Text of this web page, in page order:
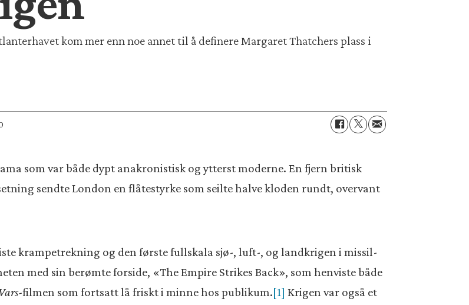
kom mer enn noe annet til å definere Margaret Thatchers plass i
som var både dypt anakronistisk og ytterst moderne. En fjern britisk
sendte London en flåtestyrke som seilte halve kloden rundt, overvant
krampetrekning og den første fullskala sjø-, luft-, og landkrigen i missil-
med sin berømte forside, «The Empire Strikes Back», som henviste både
filmen som fortsatt lå friskt i minne hos publikum.[1] Krigen var også et